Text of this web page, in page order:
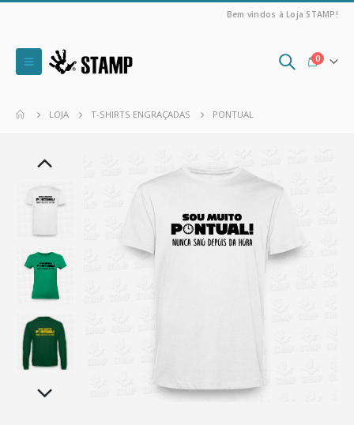
Bem vindos à Loja STAMP!
0
LOJA T-SHIRTS ENGRAÇADAS PONTUAL